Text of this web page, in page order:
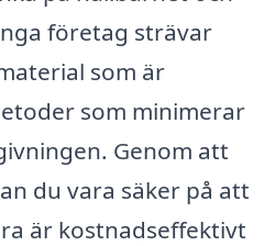
företag strävar
som är
som minimerar
Genom att
du vara säker på att
är kostnadseffektivt